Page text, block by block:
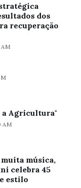
dos
recuperação
a Agricultura"
AM
música,
celebra 45
estilo